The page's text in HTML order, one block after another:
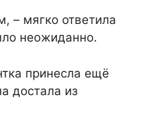
– мягко ответила
неожиданно.
принесла ещё
достала из